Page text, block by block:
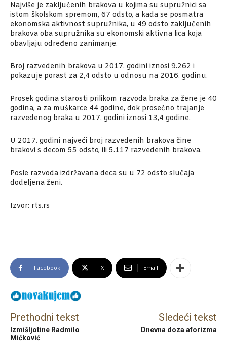
Najviše je zaključenih brakova u kojima su supružnici sa
istom školskom spremom, 67 odsto, a kada se posmatra
ekonomska aktivnost supružnika, u 49 odsto zaključenih
brakova oba supružnika su ekonomski aktivna lica koja
obavljaju određeno zanimanje.
Broj razvedenih brakova u 2017. godini iznosi 9.262 i
pokazuje porast za 2,4 odsto u odnosu na 2016. godinu.
Prosek godina starosti prilikom razvoda braka za žene je 40
godina, a za muškarce 44 godine, dok prosečno trajanje
razvedenog braka u 2017. godini iznosi 13,4 godine.
U 2017. godini najveći broj razvedenih brakova čine
brakovi s decom 55 odsto, ili 5.117 razvedenih brakova.
Posle razvoda izdržavana deca su u 72 odsto slučaja
dodeljena ženi.
Izvor: rts.rs
Facebook X Email
Prethodni tekst
Izmišljotine Radmilo
Mićković
Sledeći tekst
Dnevna doza aforizma